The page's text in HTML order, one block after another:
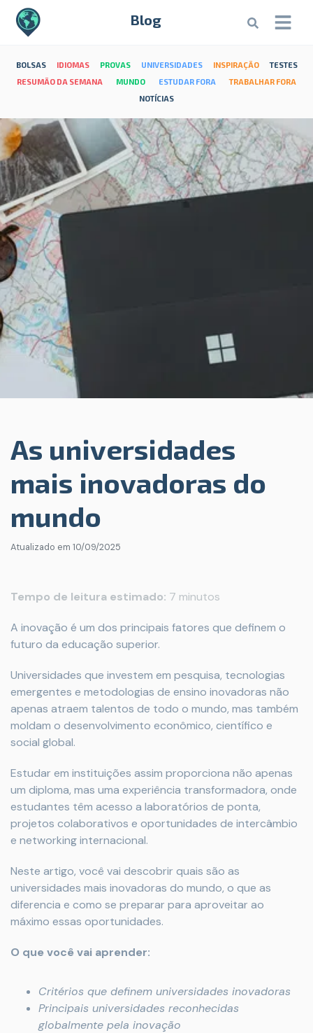
Blog
BOLSAS IDIOMAS PROVAS UNIVERSIDADES INSPIRAÇÃO
TESTES
RESUMÃO DA SEMANA
MUNDO ESTUDAR FORA
TRABALHAR FORA
NOTÍCIAS
As universidades
mais inovadoras do
mundo
Atualizado em 10/09/2025
Tempo de leitura estimado: 7 minutos
A inovação é um dos principais fatores que definem o
futuro da educação superior.
Universidades que investem em pesquisa, tecnologias
emergentes e metodologias de ensino inovadoras não
apenas atraem talentos de todo o mundo, mas também
moldam o desenvolvimento econômico, científico e
social global.
Estudar em instituições assim proporciona não apenas
um diploma, mas uma experiência transformadora, onde
estudantes têm acesso a laboratórios de ponta,
projetos colaborativos e oportunidades de intercâmbio
e networking internacional.
Neste artigo, você vai descobrir quais são as
universidades mais inovadoras do mundo, o que as
diferencia e como se preparar para aproveitar ao
máximo essas oportunidades.
O que você vai aprender:
Critérios que definem universidades inovadoras
Principais universidades reconhecidas
globalmente pela inovação